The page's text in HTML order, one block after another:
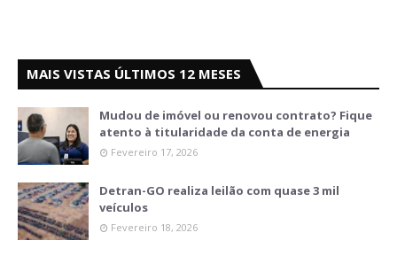
MAIS VISTAS ÚLTIMOS 12 MESES
Mudou de imóvel ou renovou contrato? Fique
atento à titularidade da conta de energia
Fevereiro 17, 2026
Detran-GO realiza leilão com quase 3 mil
veículos
Fevereiro 18, 2026